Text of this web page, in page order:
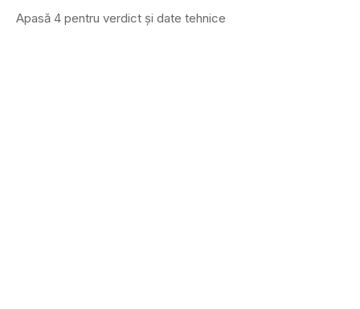
Apasă 4 pentru verdict și date tehnice